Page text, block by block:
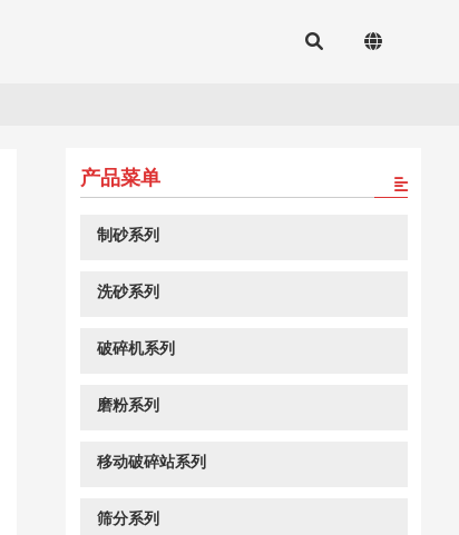
产品菜单
制砂系列
洗砂系列
破碎机系列
磨粉系列
移动破碎站系列
筛分系列